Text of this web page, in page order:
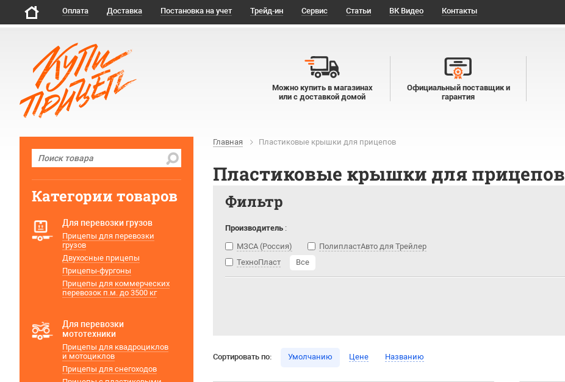
Оплата Доставка Постановка на учет Трейд-ин Сервис Статьи ВК Видео Контакты
Можно купить в магазинах
или с доставкой домой
Официальный поставщик и
гарантия
Главная Пластиковые крышки для прицепов
Пластиковые крышки для прицепов
Фильтр
Производитель :
МЗСА (Россия)
ПолипластАвто для Трейлер
ТехноПласт
Все
Сортировать по: Умолчанию Цене Названию
Категории товаров
Для перевозки грузов
Прицепы для перевозки
грузов
Двухосные прицепы
Прицепы-фургоны
Прицепы для коммерческих
перевозок п.м. до 3500 кг
Для перевозки
мототехники
Прицепы для квадроциклов
и мотоциклов
Прицепы для снегоходов